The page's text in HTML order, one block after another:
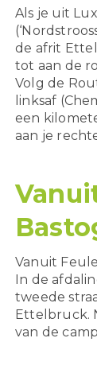
Als je uit
de afrit
tot aan de
Volg de
linksaf
een
aan je
Vanuit
In de
tweede
Ettelbruck.
van de